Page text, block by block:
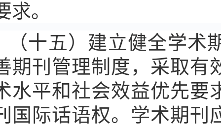
求。
（十五）建立健全学
期刊管理制度，采取有
水平和社会效益优先要
国际话语权。学术期刊